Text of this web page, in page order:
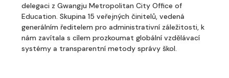
delegaci z Gwangju Metropolitan City Office of
Education. Skupina 15 veřejných činitelů, vedená
generálním ředitelem pro administrativní záležitosti, k
nám zavítala s cílem prozkoumat globální vzdělávací
systémy a transparentní metody správy škol.